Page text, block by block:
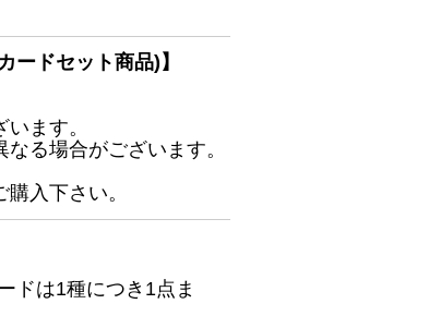
ードセット商品)】
ます。
る場合がございます。
入下さい。
ドは1種につき1点ま